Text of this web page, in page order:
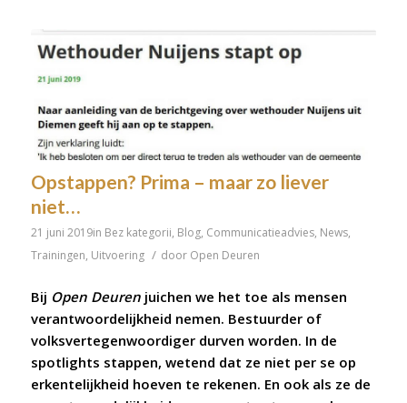
Opstappen? Prima – maar zo liever
niet…
21 juni 2019in Bez kategorii, Blog, Communicatieadvies, News,
Trainingen, Uitvoering / door Open Deuren
Bij Open Deuren juichen we het toe als mensen
verantwoordelijkheid nemen. Bestuurder of
volksvertegenwoordiger durven worden. In de
spotlights stappen, wetend dat ze niet per se op
erkentelijkheid hoeven te rekenen. En ook als ze de